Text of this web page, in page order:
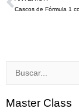
Ant
Buscar
Master Class